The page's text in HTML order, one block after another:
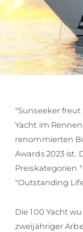
"Sunseeker
Yacht im
renommierten
Awards 2023 ist.
Preiskategorien
"Outstanding
Die 100 Yacht
zweijähriger